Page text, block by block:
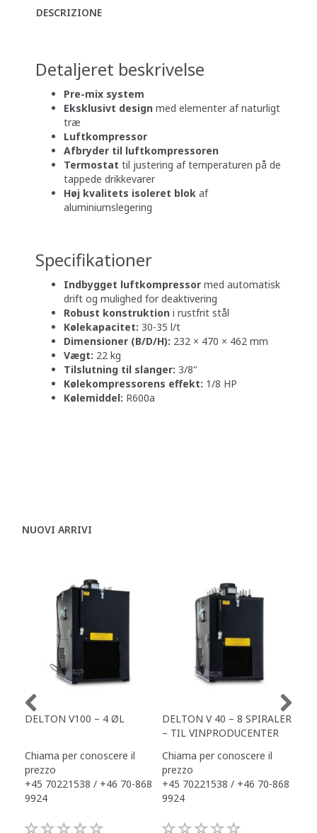
DESCRIZIONE
Detaljeret beskrivelse
Pre-mix system
Eksklusivt design med elementer af naturligt
træ
Luftkompressor
Afbryder til luftkompressoren
Termostat til justering af temperaturen på de
tappede drikkevarer
Høj kvalitets isoleret blok af
aluminiumslegering
Specifikationer
Indbygget luftkompressor med automatisk
drift og mulighed for deaktivering
Robust konstruktion i rustfrit stål
Kølekapacitet: 30-35 l/t
Dimensioner (B/D/H): 232 × 470 × 462 mm
Vægt: 22 kg
Tilslutning til slanger: 3/8"
Kølekompressorens effekt: 1/8 HP
Kølemiddel: R600a
NUOVI ARRIVI
DELTON V100 – 4 ØL
Chiama per conoscere il
prezzo
+45 70221538 / +46 70-868
9924
DELTON V 40 – 8 SPIRALER
– TIL VINPRODUCENTER
Chiama per conoscere il
prezzo
+45 70221538 / +46 70-868
9924